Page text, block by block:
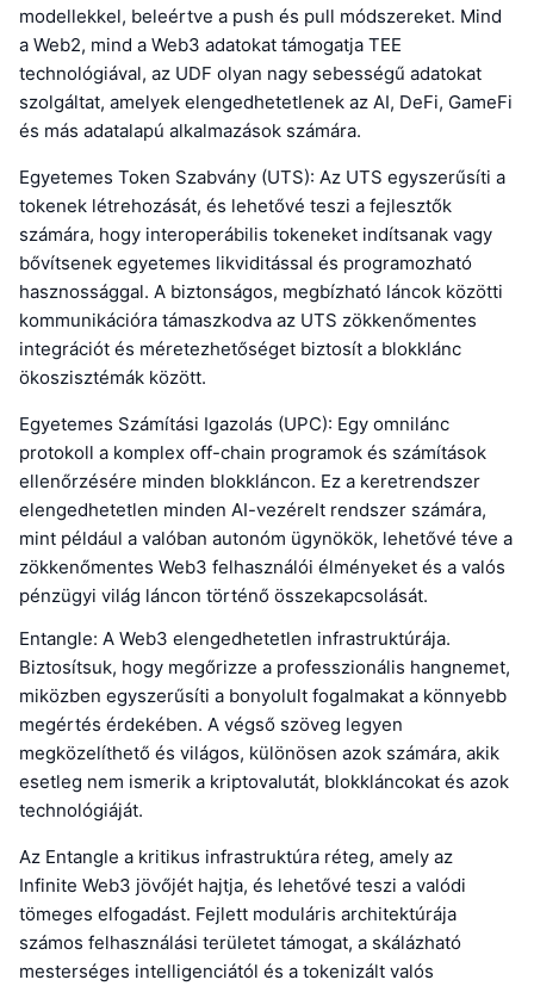
modellekkel, beleértve a push és pull módszereket. Mind
a Web2, mind a Web3 adatokat támogatja TEE
technológiával, az UDF olyan nagy sebességű adatokat
szolgáltat, amelyek elengedhetetlenek az AI, DeFi, GameFi
és más adatalapú alkalmazások számára.
Egyetemes Token Szabvány (UTS): Az UTS egyszerűsíti a
tokenek létrehozását, és lehetővé teszi a fejlesztők
számára, hogy interoperábilis tokeneket indítsanak vagy
bővítsenek egyetemes likviditással és programozható
hasznossággal. A biztonságos, megbízható láncok közötti
kommunikációra támaszkodva az UTS zökkenőmentes
integrációt és méretezhetőséget biztosít a blokklánc
ökoszisztémák között.
Egyetemes Számítási Igazolás (UPC): Egy omnilánc
protokoll a komplex off-chain programok és számítások
ellenőrzésére minden blokkláncon. Ez a keretrendszer
elengedhetetlen minden AI-vezérelt rendszer számára,
mint például a valóban autonóm ügynökök, lehetővé téve a
zökkenőmentes Web3 felhasználói élményeket és a valós
pénzügyi világ láncon történő összekapcsolását.
Entangle: A Web3 elengedhetetlen infrastruktúrája.
Biztosítsuk, hogy megőrizze a professzionális hangnemet,
miközben egyszerűsíti a bonyolult fogalmakat a könnyebb
megértés érdekében. A végső szöveg legyen
megközelíthető és világos, különösen azok számára, akik
esetleg nem ismerik a kriptovalutát, blokkláncokat és azok
technológiáját.
Az Entangle a kritikus infrastruktúra réteg, amely az
Infinite Web3 jövőjét hajtja, és lehetővé teszi a valódi
tömeges elfogadást. Fejlett moduláris architektúrája
számos felhasználási területet támogat, a skálázható
mesterséges intelligenciától és a tokenizált valós